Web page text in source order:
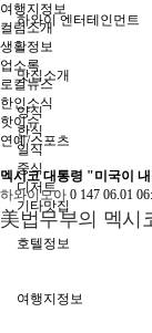
하와이 엔터테인먼트
맛집소개
양식
한식
일식
중식
디저트
기타맛집
호텔정보
여행지정보
여행지정보
컬럼소개
생활정보
업소록
로컬뉴스
한인소식
핫이슈
연예/스포츠
멕시코 대통령 "미국이
하와이모아 0 147 06.01
美법무부의 멕시